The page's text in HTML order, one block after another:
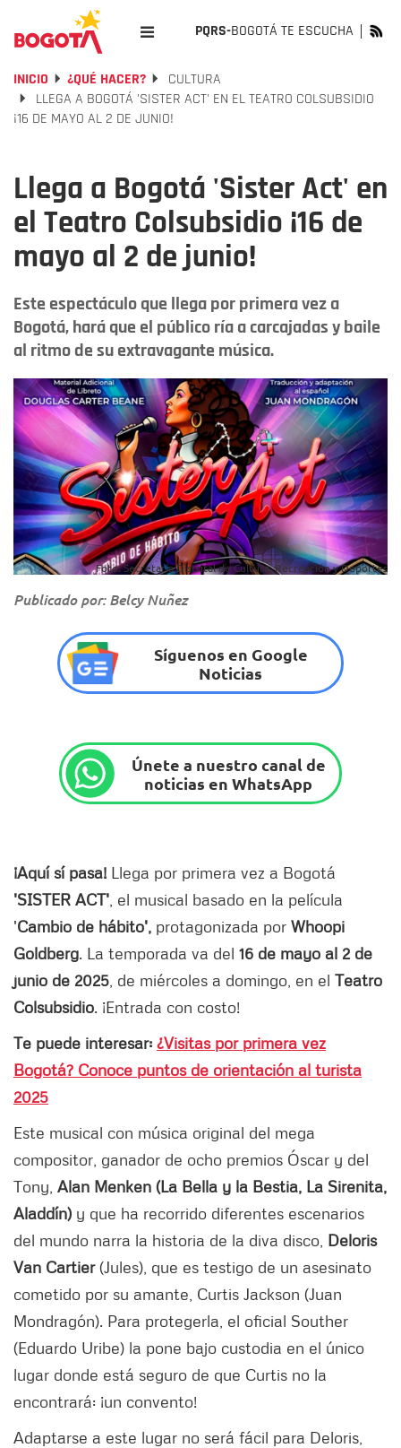
PQRS-BOGOTÁ TE ESCUCHA
INICIO ¿QUÉ HACER?
CULTURA
LLEGA A BOGOTÁ 'SISTER ACT' EN EL TEATRO COLSUBSIDIO
¡16 DE MAYO AL 2 DE JUNIO!
Llega a Bogotá 'Sister Act' en
el Teatro Colsubsidio ¡16 de
mayo al 2 de junio!
Este espectáculo que llega por primera vez a
Bogotá, hará que el público ría a carcajadas y baile
al ritmo de su extravagante música.
Foto: Secretaría Distrital de Cultura, Recreación y Deportes
Publicado por: Belcy Nuñez
Síguenos en Google
Noticias
Únete a nuestro canal de
noticias en WhatsApp
¡Aquí sí pasa! Llega por primera vez a Bogotá
'SISTER ACT' , el musical basado en la película
'Cambio de hábito', protagonizada por Whoopi
Goldberg. La temporada va del 16 de mayo al 2 de
junio de 2025 , de miércoles a domingo, en el Teatro
Colsubsidio. ¡Entrada con costo!
Te puede interesar: ¿Visitas por primera vez
Bogotá? Conoce puntos de orientación al turista
2025
Este musical con música original del mega
compositor, ganador de ocho premios Óscar y del
Tony, Alan Menken (La Bella y la Bestia, La Sirenita,
Aladdín) y que ha recorrido diferentes escenarios
del mundo narra la historia de la diva disco, Deloris
Van Cartier(Jules), que es testigo de un asesinato
cometido por su amante, Curtis Jackson (Juan
Mondragón). Para protegerla, el oficial Souther
(Eduardo Uribe) la pone bajo custodia en el único
lugar donde está seguro de que Curtis no la
encontrará: ¡un convento!
Adaptarse a este lugar no será fácil para Deloris,